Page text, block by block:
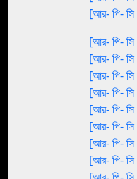
[আর- পি-
[আর- পি-
[আর- পি-
[আর- পি-
[আর- পি-
[আর- পি-
[আর- পি-
[আর- পি-
[আর- পি-